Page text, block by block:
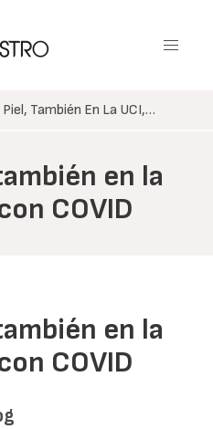
Piel, También En La UCI,…
en la
COVID
en la
COVID